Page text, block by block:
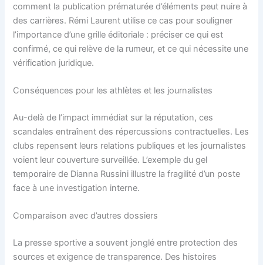
comment la publication prématurée d’éléments peut nuire à
des carrières. Rémi Laurent utilise ce cas pour souligner
l’importance d’une grille éditoriale : préciser ce qui est
confirmé, ce qui relève de la rumeur, et ce qui nécessite une
vérification juridique.
Conséquences pour les athlètes et les journalistes
Au-delà de l’impact immédiat sur la réputation, ces
scandales entraînent des répercussions contractuelles. Les
clubs repensent leurs relations publiques et les journalistes
voient leur couverture surveillée. L’exemple du gel
temporaire de Dianna Russini illustre la fragilité d’un poste
face à une investigation interne.
Comparaison avec d’autres dossiers
La presse sportive a souvent jonglé entre protection des
sources et exigence de transparence. Des histoires